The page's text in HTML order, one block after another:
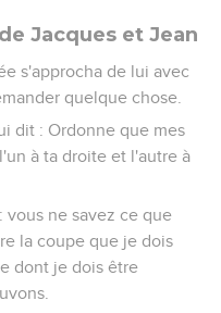
Jacques et Jean
s'approcha de lui avec
quelque chose.
dit : Ordonne que mes
à ta droite et l'autre à
vous ne savez ce que
la coupe que je dois
dont je dois être